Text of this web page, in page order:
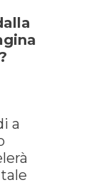
a